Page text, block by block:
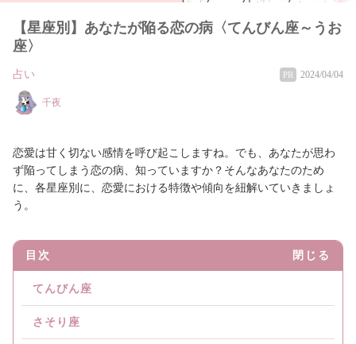
【星座別】あなたが陥る恋の病〈てんびん座～うお
座〉
占い PR 2024/04/04
千夜
恋愛は甘く切ない感情を呼び起こしますね。でも、あなたが思わ
ず陥ってしまう恋の病、知っていますか？そんなあなたのため
に、各星座別に、恋愛における特徴や傾向を紐解いていきましょ
う。
目次 閉じる
てんびん座
さそり座